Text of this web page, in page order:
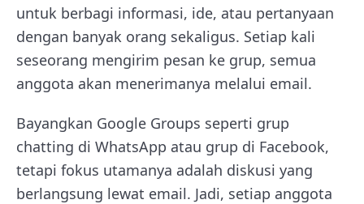
untuk berbagi informasi, ide, atau pertanyaan
dengan banyak orang sekaligus. Setiap kali
seseorang mengirim pesan ke grup, semua
anggota akan menerimanya melalui email.
Bayangkan Google Groups seperti grup
chatting di WhatsApp atau grup di Facebook,
tetapi fokus utamanya adalah diskusi yang
berlangsung lewat email. Jadi, setiap anggota